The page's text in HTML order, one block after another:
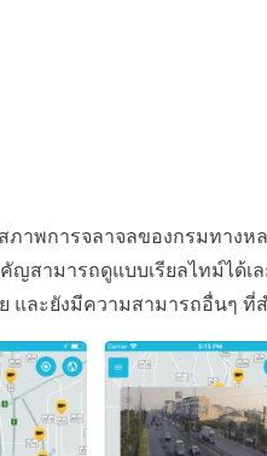
าพการจลาจลของกรมทางห
ญสามารถดูแบบเรียลไทม์ได้
และยังมีความสามารถอื่นๆ